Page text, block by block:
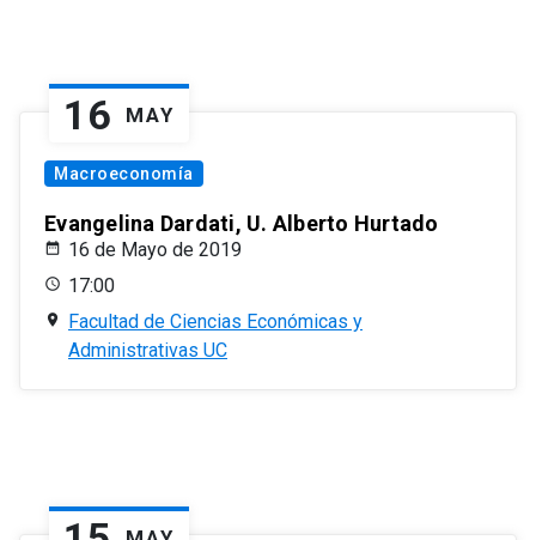
16 MAY
Macroeconomía
Evangelina Dardati, U. Alberto Hurtado
16 de Mayo de 2019
17:00
Facultad de Ciencias Económicas y
Administrativas UC